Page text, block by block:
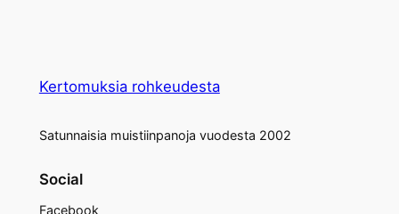
Kertomuksia rohkeudesta
Satunnaisia muistiinpanoja vuodesta 2002
Social
Facebook